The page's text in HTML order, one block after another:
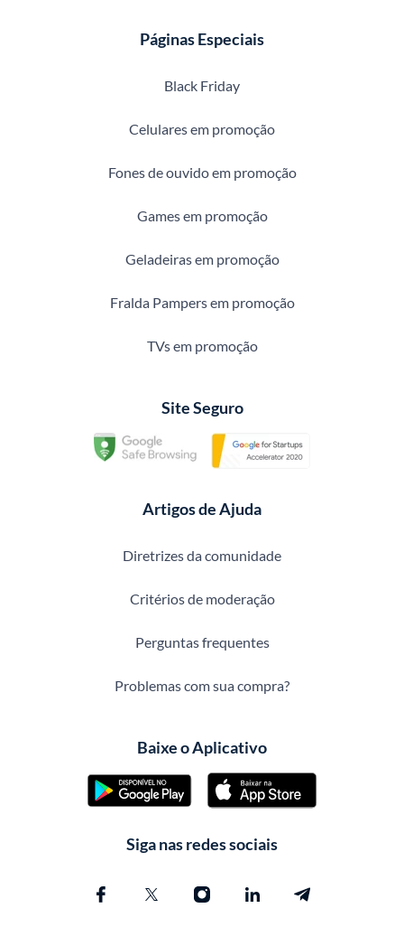
Páginas Especiais
Black Friday
Celulares em promoção
Fones de ouvido em promoção
Games em promoção
Geladeiras em promoção
Fralda Pampers em promoção
TVs em promoção
Site Seguro
Artigos de Ajuda
Diretrizes da comunidade
Critérios de moderação
Perguntas frequentes
Problemas com sua compra?
Baixe o Aplicativo
Siga nas redes sociais